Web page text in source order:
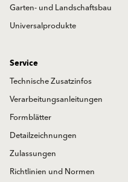
Garten- und Landschaftsbau
Universalprodukte
Service
Technische Zusatzinfos
Verarbeitungsanleitungen
Formblätter
Detailzeichnungen
Zulassungen
Richtlinien und Normen